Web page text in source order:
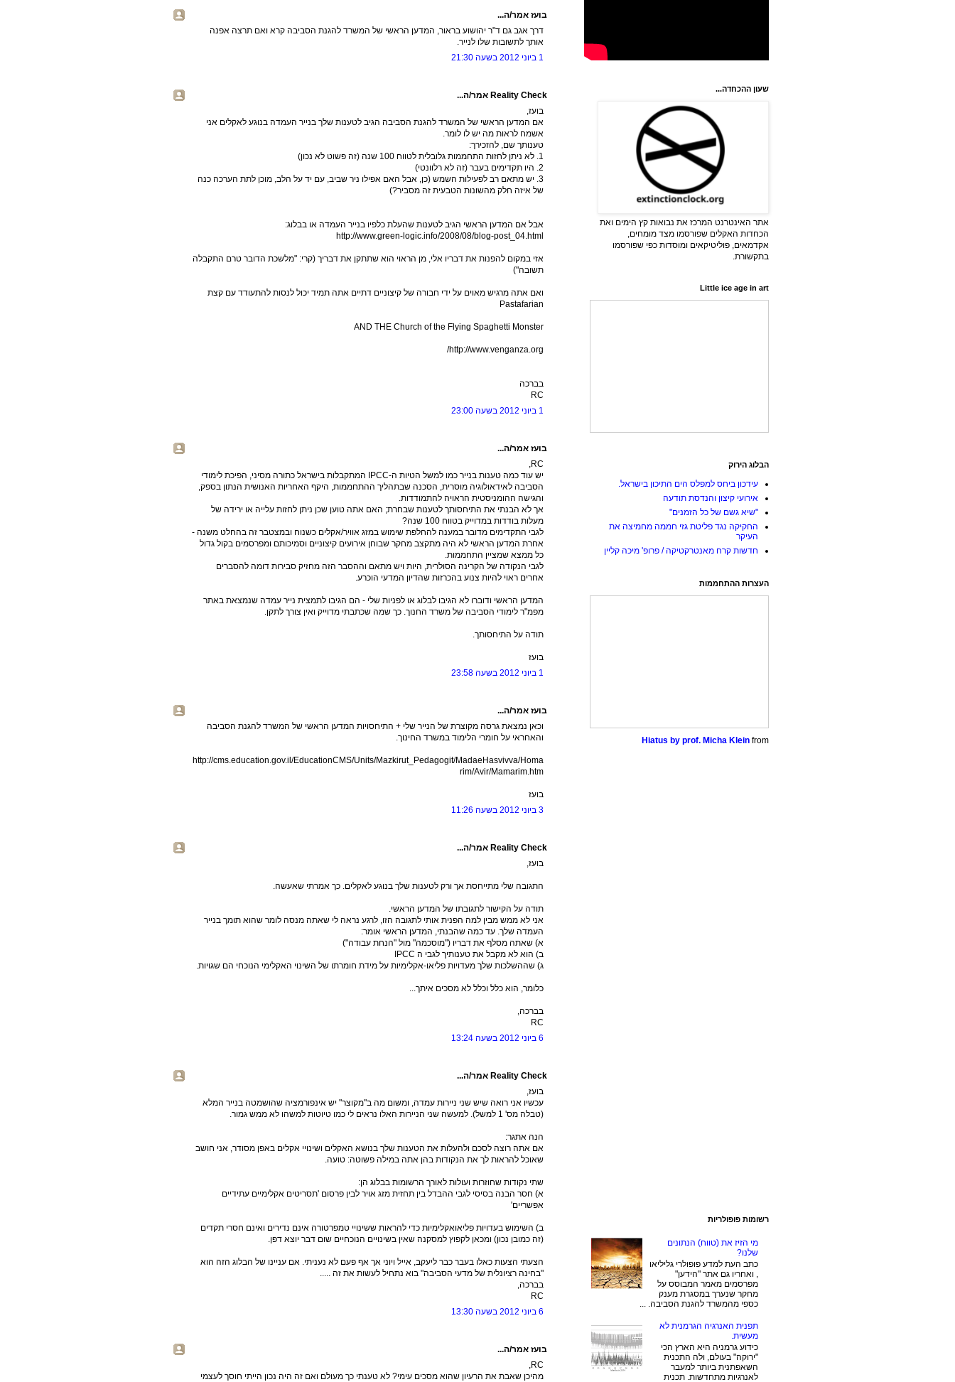
בועז אמר/ה...
דרך אגב גם ד"ר יהושוע בראור, המדען הראשי של המשרד להגנת הסביבה קרא ואם תרצה אפנה
אותך לתשובות שלו לנייר.
1 ביוני 2012 בשעה 21:30
Reality Check אמר/ה...
בועז,
אם המדען הראשי של המשרד להגנת הסביבה הגיב לטענות שלך בנייר העמדה בנוגע לאקלים אני
אשמח לראות מה יש לו לומר.
טענותך שם, להזכירך:
1. לא ניתן לחזות התחממות גלובלית לטווח 100 שנה (זה פשוט לא נכון)
2. היו תקדימים בעבר (זה לא רלוונטי)
3. יש מתאם רב לפעילות השמש (כן, אבל האם אפילו ניר שביב, עם יד על הלב, מוכן לתת הערכה כנה
של איזה חלק מהשונות הטבעית זה מסביר?)
אבל אם המדען הראשי הגיב לטענות שהעלת כלפיו בנייר העמדה או בבלוג:
http://www.green-logic.info/2008/08/blog-post_04.html
אזי במקום להפנות את דבריו אלי, מן הראוי הוא שתתקן את דבריך (קרי: "מלשכת הדובר טרם התקבלה
תשובה")
ואם אתה מרגיש מאוים על ידי חבורה של קיצוניים דתיים אתה תמיד יכול לנסות להתעודד עם קצת
Pastafarian
AND THE Church of the Flying Spaghetti Monster
http://www.venganza.org/
בברכה
RC
1 ביוני 2012 בשעה 23:00
בועז אמר/ה...
RC,
יש עוד כמה טענות בנייר כמו למשל הטיות ה-IPCC המתקבלות בישראל כתורה מסיני, הפיכת לימודי
הסביבה לאידאולוגיה מוסרית, הסכנה שבתהליך ההתחממות, היקף האחריות האנושית הנתון בספק,
והגישה ההומניסטית הראויה להתמודדות.
אך לא הבנתי את התיחסותך לטענות שבחרת; האם אתה טוען שכן ניתן לחזות עלייה או ירידה של
מעלות בודדות במדוייק בטווח 100 שנה?
לגבי התקדימים מדובר במענה להחלפת שימוש במזג אוויר/אקלים כשנוח ובמצטבר זה בהחלט משנה -
אחרת המדען הראשי לא היה מתקצב מחקר שבוחן אירועים קיצוניים וסמיכותם ומפרסמים בקול גדול
כל ממצא שמציין התחממות.
לגבי הנקודה של הקרינה הסולרית, היות ויש מתאם וההסבר הזה מחזיק סבירות דומה להסברים
אחרים ראוי להיות צנוע בהכרזות שהדיון המדעי הוכרע.
המדען הראשי ודוברו לא הגיבו לבלוג או לפניות שלי - הם הגיבו לתמצית נייר עמדה שנמצאת באתר
מפמ"ר לימודי הסביבה של משרד החנוך. כך שמה שכתבתי מדוייק ואין צורך לתקן.
תודה על התיחסותך.
בועז
1 ביוני 2012 בשעה 23:58
בועז אמר/ה...
וכאן נמצאת גרסה מקוצרת של הנייר שלי + התיחסויות המדען הראשי של המשרד להגנת הסביבה
והאחראי על חומרי הלימוד במשרד החינוך.
http://cms.education.gov.il/EducationCMS/Units/Mazkirut_Pedagogit/MadaeHasvivva/Homa
rim/Avir/Mamarim.htm
בועז
3 ביוני 2012 בשעה 11:26
Reality Check אמר/ה...
בועז,
התגובה שלי מתייחסת אך ורק לטענות שלך בנוגע לאקלים. כך אמרתי שאעשה.
תודה על הקישור לתגובתו של המדען הראשי.
אני לא ממש מבין למה הפנית אותי לתגובה הזו, לרגע נראה לי שאתה מנסה לומר שהוא תומך בנייר
העמדה שלך. עד כמה שהבנתי, המדען הראשי אומר:
א) שאתה מסלף את דבריו ("מוסכמה" מול "הנחת עבודה")
ב) הוא לא מקבל את טענותיך לגבי ה IPCC
ג) שההשלכות שלך מעדויות פליאו-אקלימיות על מידת חומרתו של השינוי האקלימי הנוכחי הם שגויות.
כלומר, הוא כלל וכלל לא מסכים איתך...
בברכה,
RC
6 ביוני 2012 בשעה 13:24
Reality Check אמר/ה...
בועז,
עכשיו אני רואה שיש שני ניירות עמדה, ומשום מה ב"מקוצר" יש אינפורמציה שהושמטה בנייר המלא
(טבלה מס' 1 למשל). למעשה שני הניירות האלו נראים לי כמו טיוטות למשהו לא ממש גמור.
הנה אתגר:
אם אתה רוצה לסכם ולהעלות את הטענות שלך בנושא האקלים ושינויי אקלים באפן מסודר, אני חושב
שאוכל להראות לך את הנקודות בהן אתה במילה פשוטה: טועה.
שתי נקודות שחוזרות ועולות לאורך הרשומות בבלוג הן:
א) חסר הבנה בסיסי לגבי ההבדל בין תחזית מזג אויר לבין פרסום 'תסריטים אקלימיים עתידיים
אפשריים'
ב) השימוש בעדויות פליאואקלימיות כדי להראות ששינויי טמפרטורה אינם נדירים ואינם חסרי תקדים
(זה כמובן נכון) ומכאן לקפוץ למסקנה שאין בשינויים הנוכחיים שום דבר יוצא דפן.
הצעתי הצעות כאלו בעבר כבר ליעקב, אייל ויוני אך אף פעם לא נעניתי. אם עניינו של הבלוג הזה הוא
"בחינה רציונלית של מדעי הסביבה" בוא נתחיל לעשות את זה .....
בברכה,
RC
6 ביוני 2012 בשעה 13:30
בועז אמר/ה...
RC,
מהיכן שאבת את הרעיון שהוא מסכים עימי? לא טענתי כך מעולם ואם זה היה נכון הייתי חוסך לעצמי
שעון ההכחדה...
אתר האינטרנט המרכז את נבואות קץ הימים ואת
הכחדות האקלים שפורסמו מצד מומחים,
אקדמאים, פוליטיקאים ומוסדות כפי שפורסמו
בתקשורת.
Little ice age in art
הבלוג הירוק
עידכון ביחס למפלס הים התיכון בישראל.
אירועי קיצון והנדסת תודעה
"שיא גשם של כל הזמנים"
החקיקה נגד פליטת גזי חממה מחמיצה את
העיקר
חדשות קרח מאנטרקטיקה / פרופ' מיכה קליין
העצרות ההתחממות
Hiatus by prof. Micha Klein from
רשומות פופולריות
מי הזיז את (טווח) הנתונים
שלנו?
כתב העת למדע פופולרי גליליאו
, ואחריו גם אתר "הידען"
מפרסמים מאמר המבוסס על
מחקר שנערך במסגרת מענק
כספי מהמשרד להגנת הסביבה. ...
תפנית האנרגיה הגרמנית לא
מעשית.
כידוע גרמניה היא הארץ הכי
"ירוקה" בעולם, ולה התכנית
השאפתנית ביותר למעבר
לאנרגיות מתחדשות. תכנית